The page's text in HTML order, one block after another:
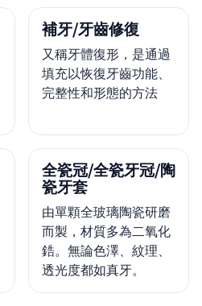
補牙/牙齒修復
又稱牙體復形，是通過
填充以恢復牙齒功能、
完整性和形態的方法
全瓷冠/全瓷牙冠/陶
瓷牙套
由單顆全玻璃陶瓷研磨
而製，材質多為二氧化
鋯。無論色澤、紋理、
透光度都如真牙。